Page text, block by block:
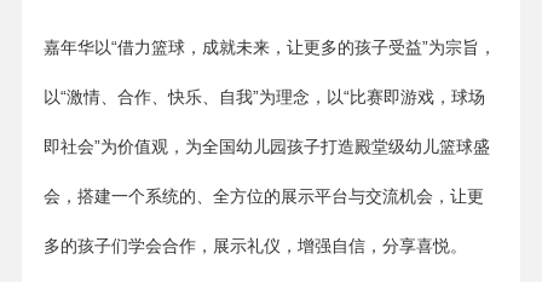
嘉年华以“借力篮球，成就未来，让更多的孩子受益”为宗旨，
以“激情、合作、快乐、自我”为理念，以“比赛即游戏，球场
即社会”为价值观，为全国幼儿园孩子打造殿堂级幼儿篮球盛
会，搭建一个系统的、全方位的展示平台与交流机会，让更
多的孩子们学会合作，展示礼仪，增强自信，分享喜悦。